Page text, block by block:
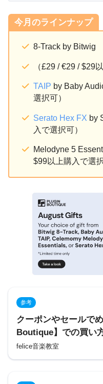
今月のラインナップ
8-Track by Bitwig
（£29 / €29 / $29
TAIP by Baby
選択可）
Serato Hex FX by
入で選択可）
Melodyne 5
$99以上購入で選択
参考
クーポンやセールで
Boutique】での買い
felice音楽教室